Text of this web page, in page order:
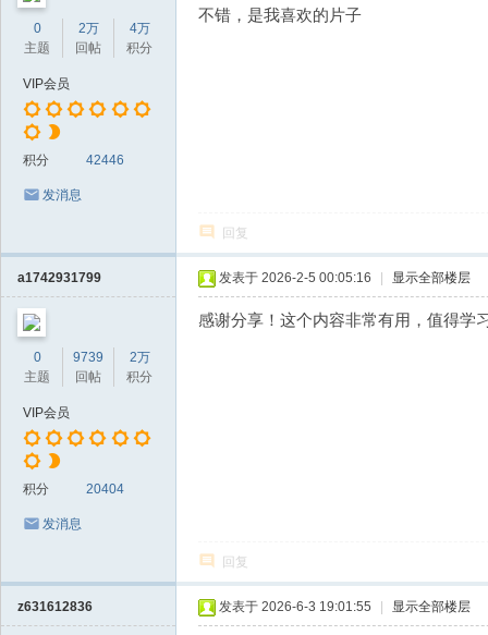
0
主题
2万
回帖
4万
积分
VIP会员
积分 42446
发消息
不错，是我喜欢的片子
回复
a1742931799
0
主题
9739
回帖
2万
积分
VIP会员
积分 20404
发消息
发表于 2026-2-5 00:05:16 显示全部楼层
感谢分享！这个内容非常有用，值得学
回复
z631612836 发表于 2026-6-3 19:01:55 显示全部楼层